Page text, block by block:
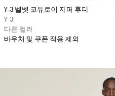
Y-3 벨벳 코듀로이 지퍼 후디
Y-3
다른 컬러
바우처 및 쿠폰 적용 제외